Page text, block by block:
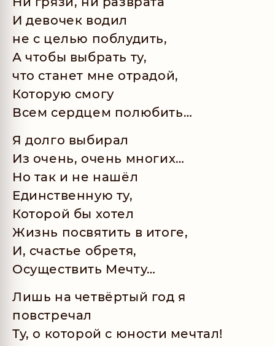
И девочек водил
не с целью поблудить,
А чтобы выбрать ту,
что станет мне отрадой,
Которую смогу
Всем сердцем полюбить…
Я долго выбирал
Из очень, очень многих…
Но так и не нашёл
Единственную ту,
Которой бы хотел
Жизнь посвятить в итоге,
И, счастье обретя,
Осуществить Мечту…
Лишь на четвёртый год я
повстречал
Ту, о которой с юности мечтал!